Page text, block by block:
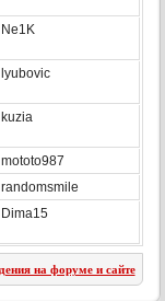
Ne1K
lyubovic
kuzia
mototo987
randomsmile
Dima15
на форуме и сайте